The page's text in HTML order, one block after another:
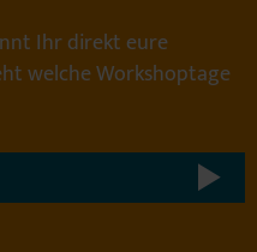
Ihr direkt eure
welche Workshoptage